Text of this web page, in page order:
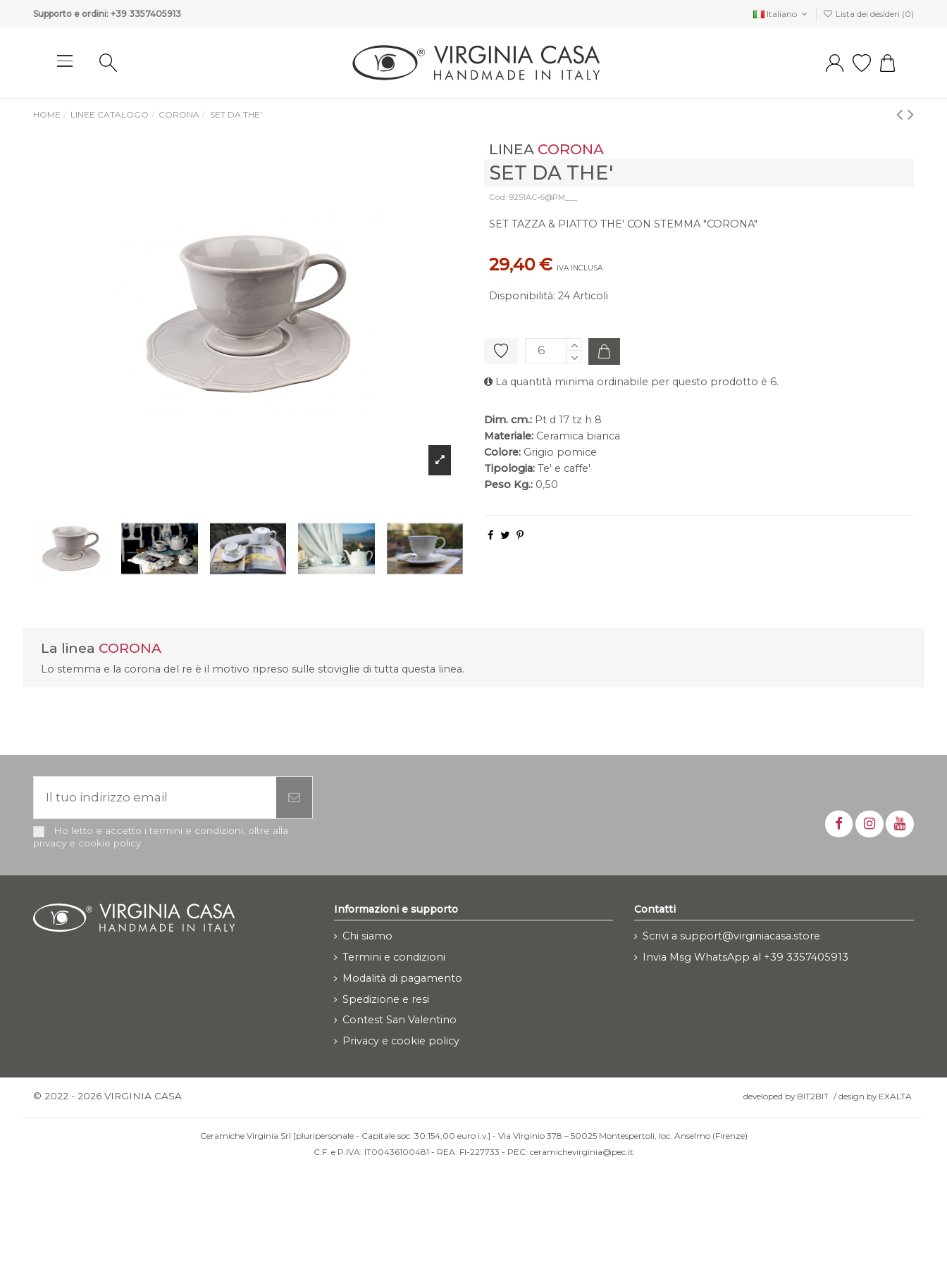
Supporto e ordini: +39 3357405913 Italiano Lista dei desideri (0)
HOME LINEE CATALOGO CORONA SET DA THE'
LINEA CORONA
SET DA THE'
Cod: 9251AC-6@PM___
SET TAZZA & PIATTO THE' CON STEMMA "CORONA"
29,40 € IVA INCLUSA
Disponibilità: 24 Articoli
La quantità minima ordinabile per questo prodotto è 6.
Dim. cm.: Pt d 17 tz h 8
Materiale: Ceramica bianca
Colore: Grigio pomice
Tipologia: Te' e caffe'
Peso Kg.: 0,50
La linea CORONA
Lo stemma e la corona del re è il motivo ripreso sulle stoviglie di tutta questa linea.
Ho letto e accetto i termini e condizioni, oltre alla
privacy e cookie policy
Informazioni e supporto
Chi siamo
Termini e condizioni
Modalità di pagamento
Spedizione e resi
Contest San Valentino
Privacy e cookie policy
Contatti
Scrivi a support@virginiacasa.store
Invia Msg WhatsApp al +39 3357405913
© 2022 - 2026 VIRGINIA CASA developed by BIT2BIT /design by EXALTA
Ceramiche Virginia Srl [pluripersonale - Capitale soc. 30.154,00 euro i.v.] - Via Virginio 378 – 50025 Montespertoli, loc. Anselmo (Firenze)
C.F. e P.IVA: IT00436100481 - REA: FI-227733 - PEC: ceramichevirginia@pec.it